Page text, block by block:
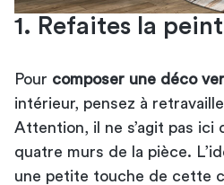
1. Refaites la
Pour composer une déco
intérieur, pensez à
Attention, il ne s’agit pas ici
quatre murs de la pièce.
une petite touche de cette